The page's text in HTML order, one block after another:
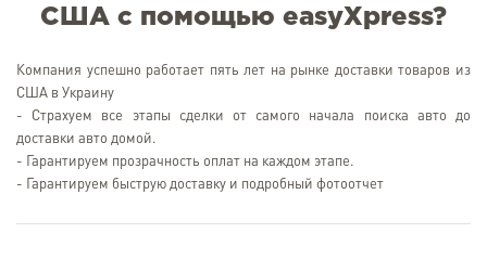
США с помощью easyXpress?
Компания успешно работает пять лет на рынке доставки товаров из
США в Украину
- Страхуем все этапы сделки от самого начала поиска авто до
доставки авто домой.
- Гарантируем прозрачность оплат на каждом этапе.
- Гарантируем быструю доставку и подробный фотоотчет